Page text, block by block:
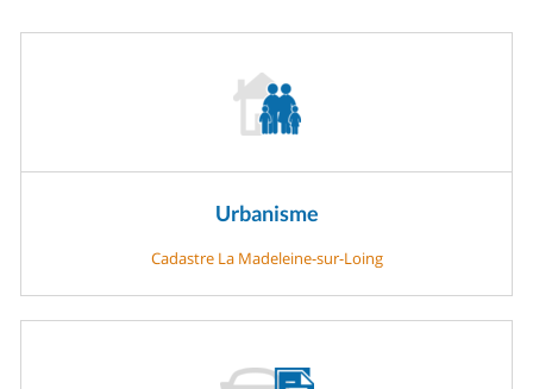
Urbanisme
Cadastre La Madeleine-sur-Loing